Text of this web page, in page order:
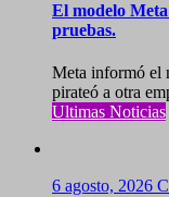
El modelo
pruebas.
Meta informó el
pirateó a otra
Ultimas Noticias
6 agosto, 2026